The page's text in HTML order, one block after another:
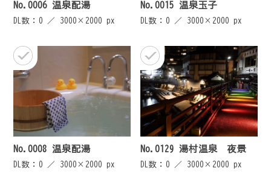
No.0006 温泉配湯
DL数：0 ／ 3000×2000 px
No.0015 温泉玉子
DL数：0 ／ 3000×2000 px
No.0008 温泉配湯
DL数：0 ／ 3000×2000 px
No.0129 湯村温泉 夜景
DL数：0 ／ 3000×2000 px